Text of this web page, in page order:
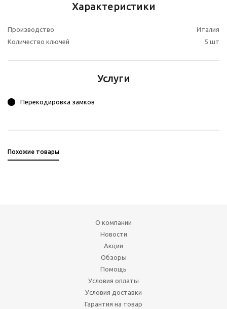
Характеристики
Производство
Италия
Количество ключей
5 шт
Услуги
Перекодировка замков
Похожие товары
О компании
Новости
Акции
Обзоры
Помощь
Условия оплаты
Условия доставки
Гарантия на товар